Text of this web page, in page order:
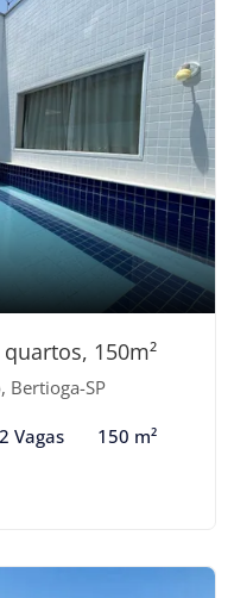
150m²
Bertioga-SP
2 Vagas 150 m²